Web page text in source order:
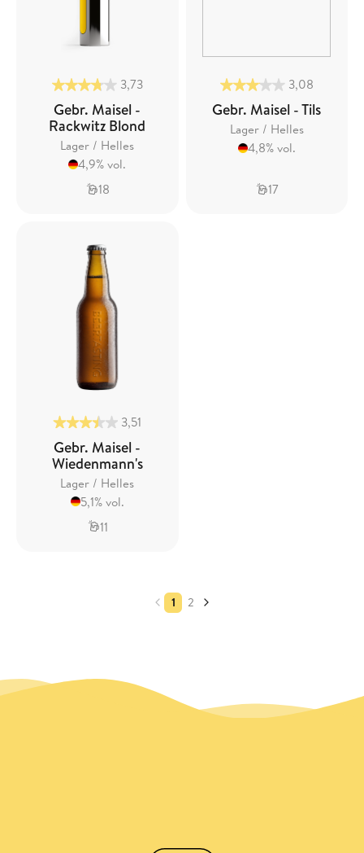
3,73
Gebr. Maisel -
Rackwitz Blond
Lager / Helles
4,9% vol.
18
3,08
Gebr. Maisel - Tils
Lager / Helles
4,8% vol.
17
3,51
Gebr. Maisel -
Wiedenmann's
Lager / Helles
5,1% vol.
11
1 2